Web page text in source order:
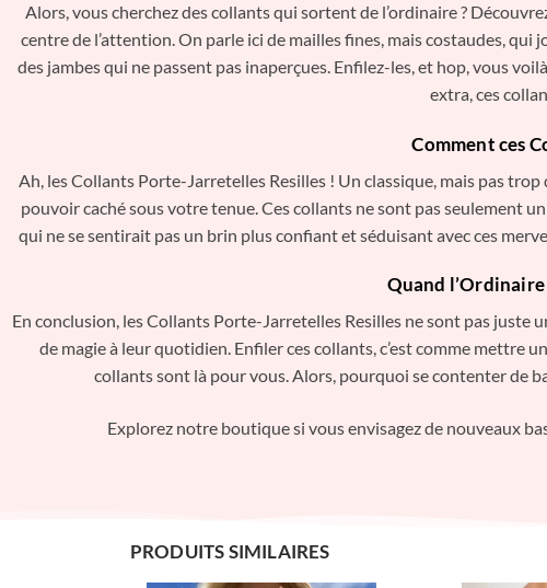
Alors, vous cherchez des collants qui sortent de l’ordinaire ?
centre de l’attention. On parle ici de mailles fines, mais costaudes, qui
des jambes qui ne passent pas inaperçues. Enfilez-les, et hop, vous
extra, ces
Comment ces
Ah, les Collants Porte-Jarretelles Resilles ! Un classique, mais pas
pouvoir caché sous votre tenue. Ces collants ne sont pas seulement
qui ne se sentirait pas un brin plus confiant et séduisant avec ces
Quand
En conclusion, les Collants Porte-Jarretelles Resilles ne sont pas juste
de magie à leur quotidien. Enfiler ces collants, c’est comme mettre
collants sont là pour vous. Alors, pourquoi se contenter de
Explorez notre boutique si vous envisagez de nouveaux
PRODUITS SIMILAIRES